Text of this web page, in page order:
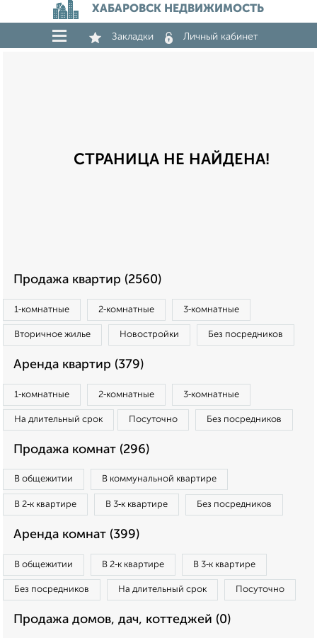
ХАБАРОВСК НЕДВИЖИМОСТЬ
Закладки Личный кабинет
СТРАНИЦА НЕ НАЙДЕНА!
Продажа квартир (2560)
1‑комнатные 2‑комнатные 3‑комнатные
Вторичное жилье Новостройки Без посредников
Аренда квартир (379)
1‑комнатные 2‑комнатные 3‑комнатные
На длительный срок Посуточно Без посредников
Продажа комнат (296)
В общежитии В коммунальной квартире
В 2‑к квартире В 3‑к квартире Без посредников
Аренда комнат (399)
В общежитии В 2‑к квартире В 3‑к квартире
Без посредников На длительный срок Посуточно
Продажа домов, дач, коттеджей (0)